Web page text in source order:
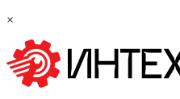
×